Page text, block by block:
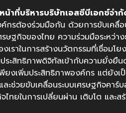
น้าที่บริหารบริษัทเอสซีบีเอกซ์จำ
รต้องร่วมมือกัน ด้วยการขับเคลื่อ
รษฐกิจของไทย ความร่วมมือระหว่
เราในการสร้างนวัตกรรมที่เชื่อมโ
ะสิทธิภาพดิจิทัลเข้ากับความยั่งยืน
ยงเพิ่มประสิทธิภาพองค์กร แต่ยังเ
ะช่วยขับเคลื่อนระบบเศรษฐกิจคาร์
ทยในการเปลี่ยนผ่าน เติบโต และ